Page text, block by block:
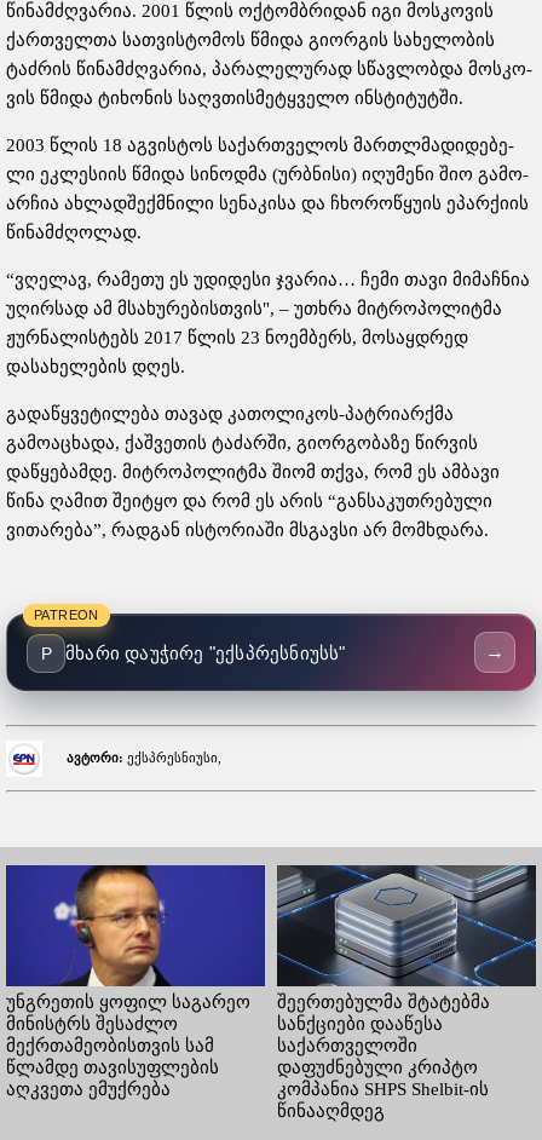
წი­ნამ­ძღვა­რია. 2001 წლის ოქ­ტომ­ბრი­დან იგი მოს­კო­ვის
ქარ­თველ­თა სათ­ვის­ტო­მოს წმი­და გი­ორ­გის სა­ხე­ლო­ბის
ტაძ­რის წი­ნამ­ძღვა­რია, პა­რა­ლე­ლუ­რად სწავ­ლობ­და მოს­კო­
ვის წმი­და ტი­ხო­ნის საღვთის­მე­ტყვე­ლო ინ­სტი­ტუ­ტში.
2003 წლის 18 აგ­ვის­ტოს სა­ქარ­თვე­ლოს მარ­თლმა­დი­დე­ბე­
ლი ეკ­ლე­სი­ის წმი­და სი­ნოდ­მა (ურ­ბნი­სი) იღუ­მე­ნი შიო გა­მო­
არ­ჩია ახ­ლად­შექ­მნი­ლი სე­ნა­კი­სა და ჩხო­რო­წყუ­ის ეპარ­ქი­ის
წი­ნამ­ძღო­ლად.
“ვღელავ, რამეთუ ეს უდიდესი ჯვარია… ჩემი თავი მიმაჩნია
უღირსად ამ მსახურებისთვის", – უთხრა მიტროპოლიტმა
ჟურნალისტებს 2017 წლის 23 ნოემბერს, მოსაყდრედ
დასახელების დღეს.
გადაწყვეტილება თავად კათოლიკოს-პატრიარქმა
გამოაცხადა, ქაშვეთის ტაძარში, გიორგობაზე წირვის
დაწყებამდე. მიტროპოლიტმა შიომ თქვა, რომ ეს ამბავი
წინა ღამით შეიტყო და რომ ეს არის “განსაკუთრებული
ვითარება”, რადგან ისტორიაში მსგავსი არ მომხდარა.
PATREON
P მხარი დაუჭირე "ექსპრესნიუსს" →
ავტორი: ექსპრესნიუსი,
უნგრეთის ყოფილ საგარეო
მინისტრს შესაძლო
მექრთამეობისთვის სამ
წლამდე თავისუფლების
აღკვეთა ემუქრება
შეერთებულმა შტატებმა
სანქციები დააწესა
საქართველოში
დაფუძნებული კრიპტო
კომპანია SHPS Shelbit-ის
წინააღმდეგ